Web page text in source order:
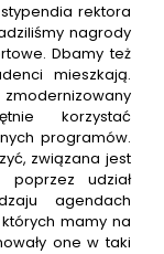
rektora
nagrody
Dbamy też
mieszkają.
korzystać
programów.
związana jest
udział
agendach
mamy na
one w taki